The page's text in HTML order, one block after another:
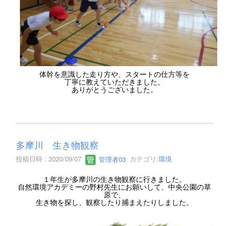
体幹を意識した走り方や、スタートの仕方等を
丁寧に教えていただきました。
ありがとうございました。
多摩川 生き物観察
投稿日時 : 2020/09/07 管理者03 カテゴリ:環境
１年生が多摩川の生き物観察に行きました。
自然環境アカデミーの野村先生にお願いして、中央公園の草
原で、
生き物を探し、観察したり捕まえたりしました。